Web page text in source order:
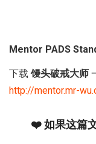
Mentor PADS
下载 馒头破戒大师
http://mentor.mr-
❤️ 如果这篇